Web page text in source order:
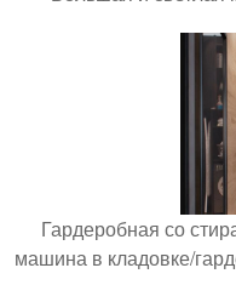
Гардеробная со
машина в кладовке/